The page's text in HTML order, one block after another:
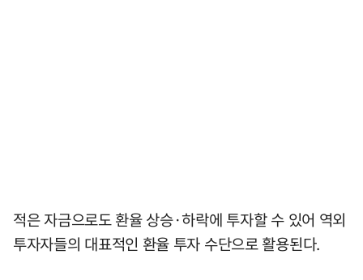
적은 자금으로도 환율 상승·하락에 투자할 수 있어 역외
투자자들의 대표적인 환율 투자 수단으로 활용된다.